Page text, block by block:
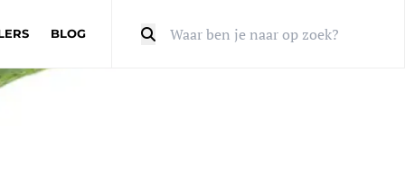
BLOG